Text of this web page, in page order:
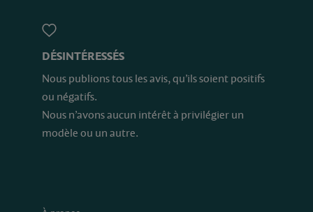
DÉSINTÉRESSÉS
Nous publions tous les avis, qu’ils soient positifs
ou négatifs.
Nous n’avons aucun intérêt à privilégier un
modèle ou un autre.